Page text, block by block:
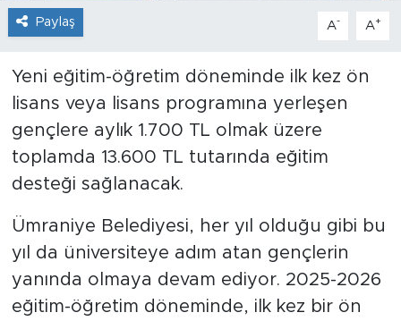
Paylaş A- A+
Yeni eğitim-öğretim döneminde ilk kez ön
lisans veya lisans programına yerleşen
gençlere aylık 1.700 TL olmak üzere
toplamda 13.600 TL tutarında eğitim
desteği sağlanacak.
Ümraniye Belediyesi, her yıl olduğu gibi bu
yıl da üniversiteye adım atan gençlerin
yanında olmaya devam ediyor. 2025-2026
eğitim-öğretim döneminde, ilk kez bir ön